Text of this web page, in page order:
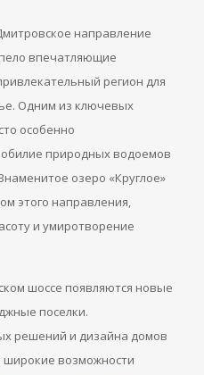
направление
впечатляющие
регион для
Одним из ключевых
особенно
природных водоемов
озеро «Круглое»
этого направления,
и умиротворение
шоссе появляются новые
поселки.
решений и дизайна домов
широкие возможности